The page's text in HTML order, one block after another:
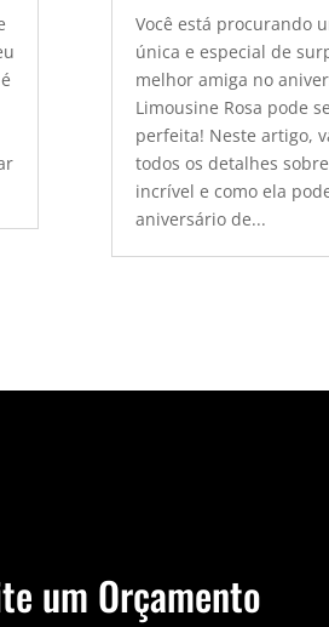
Você está procurando
única e especial de
melhor amiga no
Limousine Rosa pode
perfeita! Neste artigo,
todos os detalhes
incrível e como ela
aniversário de...
um Orçamento